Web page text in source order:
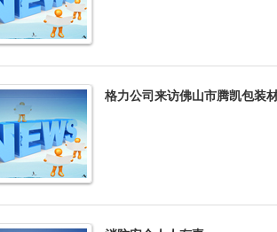
格力公司来访佛山市腾凯包装